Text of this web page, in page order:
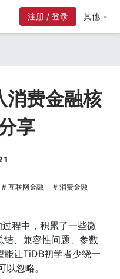
注册 / 登录 其他
消费金融核
享
互联网金融
消费金融
、兼容性问题、参数
让TiDB初学者少绕一
忽略。